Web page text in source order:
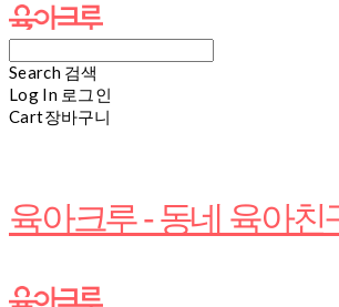
Search 검색
Log In 로그인
Cart장바구니
육아크루 - 동네 육아친